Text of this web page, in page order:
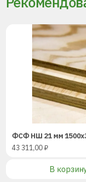
ФСФ НШ 21 мм
43 311,00₽
В